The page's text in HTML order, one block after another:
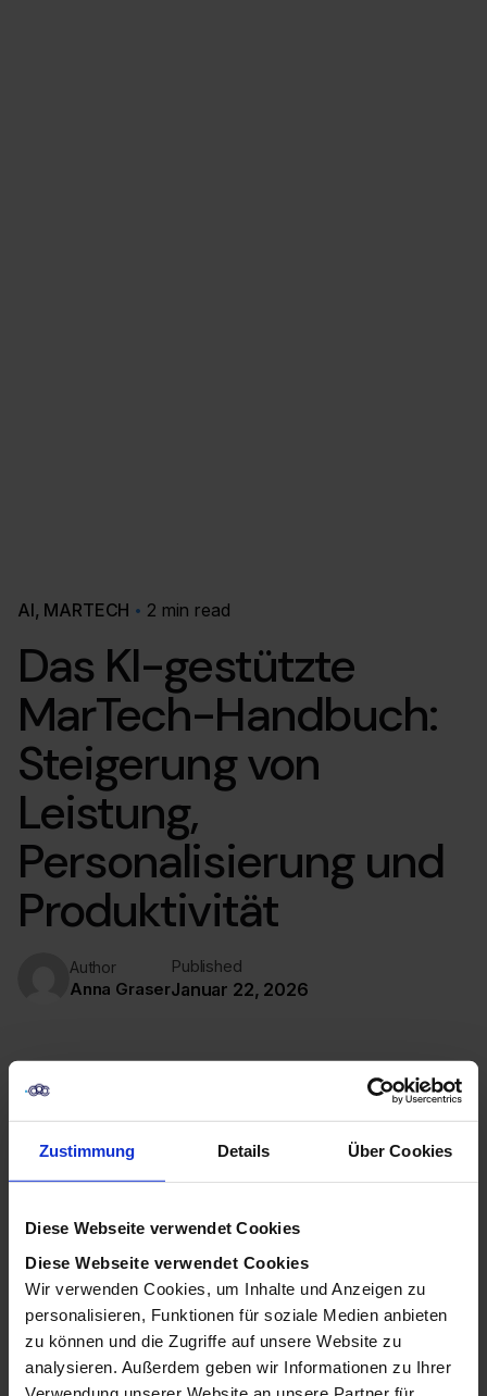
Zustimmung Details Über Cookies
Diese Webseite verwendet Cookies
Diese Webseite verwendet Cookies
Wir verwenden Cookies, um Inhalte und Anzeigen zu
personalisieren, Funktionen für soziale Medien anbieten
zu können und die Zugriffe auf unsere Website zu
analysieren. Außerdem geben wir Informationen zu Ihrer
AI MARTECH 2 min read
Das KI-gestützte
MarTech-Handbuch:
Steigerung von
Leistung,
Personalisierung und
Produktivität
Author
Anna Graser
Published
Januar 22, 2026
Der Aufstieg der KI in der